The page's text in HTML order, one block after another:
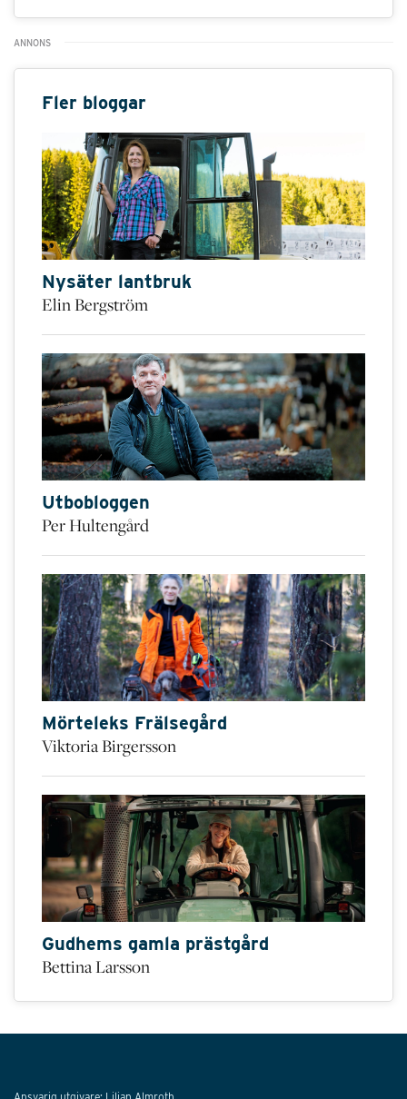
Fler bloggar
Nysäter lantbruk
Elin Bergström
Utbobloggen
Per Hultengård
Mörteleks Frälsegård
Viktoria Birgersson
Gudhems gamla prästgård
Bettina Larsson